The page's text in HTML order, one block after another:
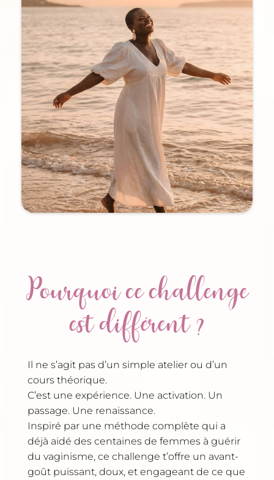
Pourquoi ce challenge
est différent ?
Il ne s’agit pas d’un simple atelier ou d’un
cours théorique.
C’est une expérience. Une activation. Un
passage. Une renaissance.
Inspiré par une méthode complète qui a
déjà aidé des centaines de femmes à guérir
du vaginisme, ce challenge t’offre un avant-
goût puissant, doux, et engageant de ce que